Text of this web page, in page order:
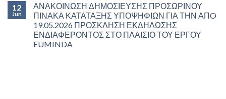
12
Jun
ΑΝΑΚΟΙΝΩΣΗ ΔΗΜΟΣΙΕΥΣΗΣ ΠΡΟΣΩΡΙΝΟΥ
ΠΙΝΑΚΑ ΚΑΤΑΤΑΞΗΣ ΥΠΟΨΗΦΙΩΝ ΓΙΑ ΤΗΝ ΑΠO
19.05.2026 ΠΡΟΣΚΛΗΣΗ ΕΚΔΗΛΩΣΗΣ
ΕΝΔΙΑΦΕΡΟΝΤΟΣ ΣΤΟ ΠΛΑΙΣΙΟ ΤΟΥ ΕΡΓΟΥ
EUMINDA